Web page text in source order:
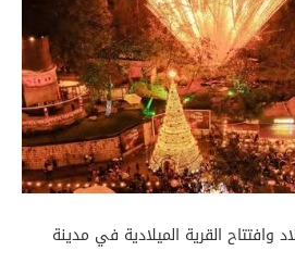
وجدي مراد وأعضاء المجلس البلدي،
والاجتماعية، ورؤساء البلديات
في قضاء عاليه، أُقيم نهار السبت
في 6 حزيران 2026 حفل إزاحة الستارة عن المنحوتة الفنية التي
إلى بلدية شملان. وجرى الاحتفال
عند الساعة الرابعة بعد الظهر،
والتعاون، بما يجسّد عمق العلاقات
بين بلدتي عاليه وشملان، ويؤكد الحرص
والإنمائية وترسيخ قيم التواصل
وافتتاح القرية الميلادية في مدينة